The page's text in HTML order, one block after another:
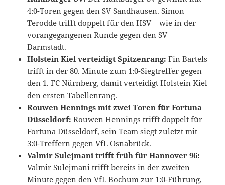
4:0-Toren gegen den SV Sandhausen. Simon
Terodde trifft doppelt für den HSV – wie in der
vorangegangenen Runde gegen den SV
Darmstadt.
Holstein Kiel verteidigt Spitzenrang: Fin Bartels
trifft in der 80. Minute zum 1:0-Siegtreffer gegen
den 1. FC Nürnberg, damit verteidigt Holstein Kiel
den ersten Tabellenrang.
Rouwen Hennings mit zwei Toren für Fortuna
Düsseldorf:Rouwen Hennings trifft doppelt für
Fortuna Düsseldorf, sein Team siegt zuletzt mit
3:0-Treffern gegen VfL Osnabrück.
Valmir Sulejmani trifft früh für Hannover 96:
Valmir Sulejmani trifft bereits in der zweiten
Minute gegen den VfL Bochum zur 1:0-Führung,